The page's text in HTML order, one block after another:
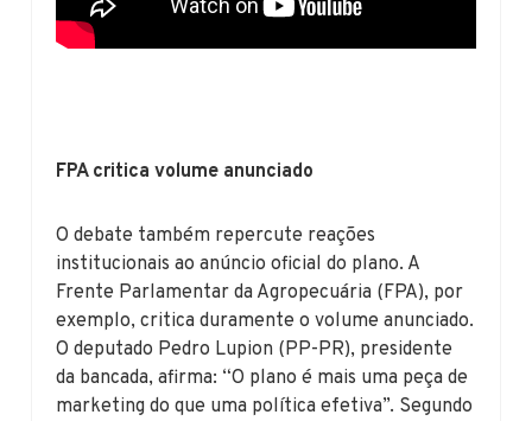
FPA critica volume anunciado
O debate também repercute reações
institucionais ao anúncio oficial do plano. A
Frente Parlamentar da Agropecuária (FPA), por
exemplo, critica duramente o volume anunciado.
O deputado Pedro Lupion (PP-PR), presidente
da bancada, afirma: “O plano é mais uma peça de
marketing do que uma política efetiva”. Segundo